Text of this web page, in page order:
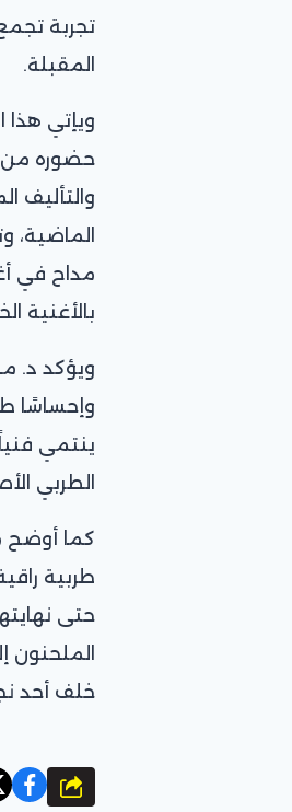
تجربة
المقبلة.
ويإتي
حضوره من
والتأليف
الماضية،
مداح في
بالأغنية
ويؤكد د.
وإحساسًا
ينتمي
الطربي
كما أوضح
طربية
حتى
الملحنون
خلف أحد
شارك